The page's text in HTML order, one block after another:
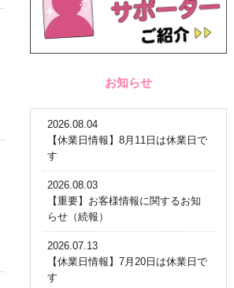
お知らせ
2026.08.04
【休業日情報】8月11日は休業日で
す
2026.08.03
【重要】お客様情報に関するお知
らせ（続報）
2026.07.13
【休業日情報】7月20日は休業日で
す